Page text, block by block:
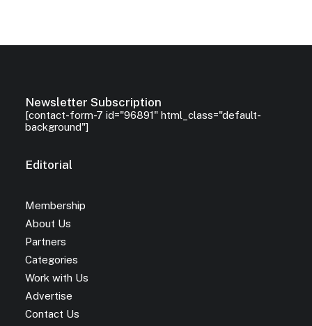
Newsletter Subscription
[contact-form-7 id="96891" html_class="default-
background"]
Editorial
Membership
About Us
Partners
Categories
Work with Us
Advertise
Contact Us